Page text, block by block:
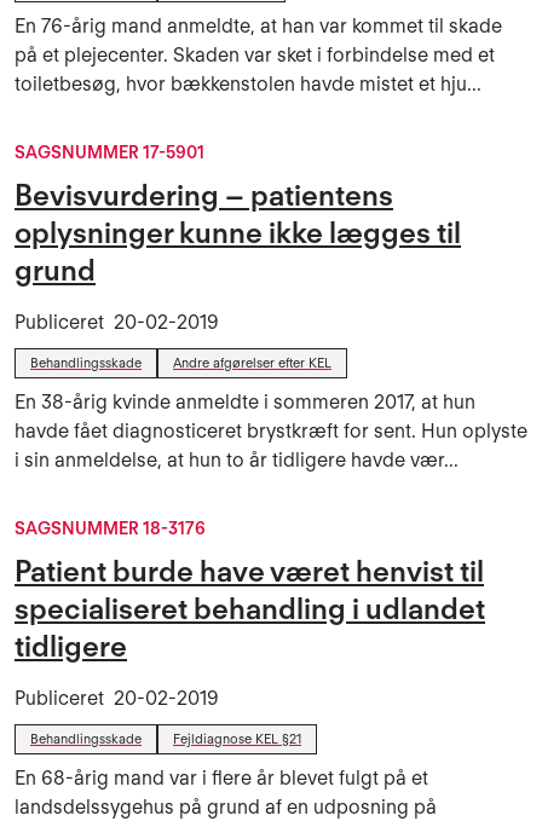
En 76-årig mand anmeldte, at han var kommet til skade
på et plejecenter. Skaden var sket i forbindelse med et
toiletbesøg, hvor bækkenstolen havde mistet et hju...
SAGSNUMMER 17-5901
Bevisvurdering – patientens
oplysninger kunne ikke lægges til
grund
Publiceret 20-02-2019
Behandlingsskade Andre afgørelser efter KEL
En 38-årig kvinde anmeldte i sommeren 2017, at hun
havde fået diagnosticeret brystkræft for sent. Hun oplyste
i sin anmeldelse, at hun to år tidligere havde vær...
SAGSNUMMER 18-3176
Patient burde have været henvist til
specialiseret behandling i udlandet
tidligere
Publiceret 20-02-2019
Behandlingsskade Fejldiagnose KEL §21
En 68-årig mand var i flere år blevet fulgt på et
landsdelssygehus på grund af en udposning på